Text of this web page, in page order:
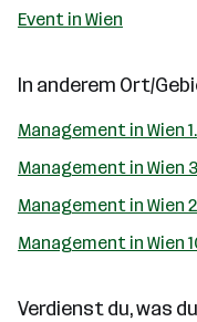
Event in Wien
In anderem Ort/
Management in Wien
Management in Wien
Management in Wien
Management in Wien
Verdienst du, was